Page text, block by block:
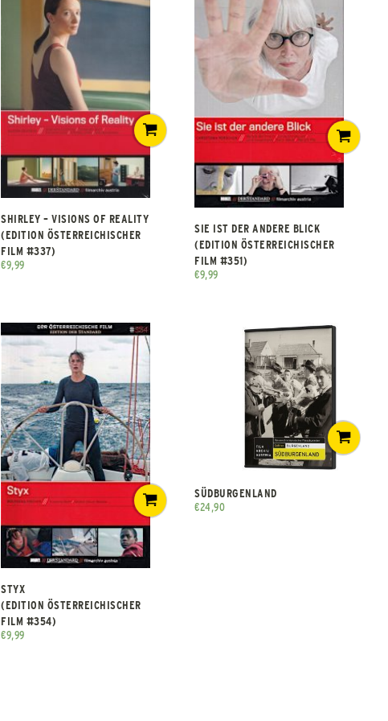
SHIRLEY – VISIONS OF REALITY
(EDITION ÖSTERREICHISCHER
FILM #337)
€9,99
SIE IST DER ANDERE BLICK
(EDITION ÖSTERREICHISCHER
FILM #351)
€9,99
STYX
(EDITION ÖSTERREICHISCHER
FILM #354)
€9,99
SÜDBURGENLAND
€24,90